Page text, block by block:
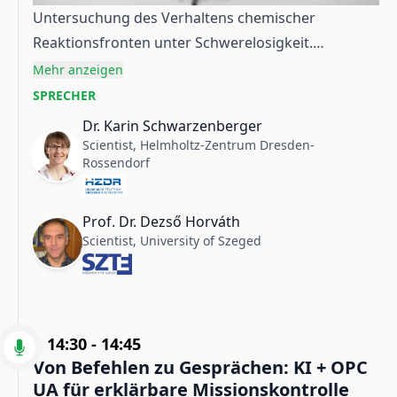
Untersuchung des Verhaltens chemischer
Reaktionsfronten unter Schwerelosigkeit.
Bildquelle: Helmholtz-Zentrum Dresden-
Rossendorf / University of Szeged
Mehr anzeigen
SPRECHER
Dr. Karin Schwarzenberger
Scientist, Helmholtz-Zentrum Dresden-
Rossendorf
Prof. Dr. Dezső Horváth
Scientist, University of Szeged
14:30 - 14:45
Von Befehlen zu Gesprächen: KI + OPC
UA für erklärbare Missionskontrolle